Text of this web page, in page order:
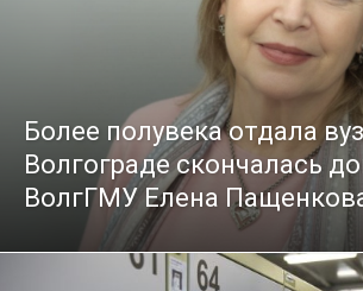
Более полувека отдала
Волгограде скончалась
ВолгГМУ Елена